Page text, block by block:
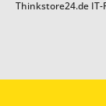
Thinkstore24.de IT-